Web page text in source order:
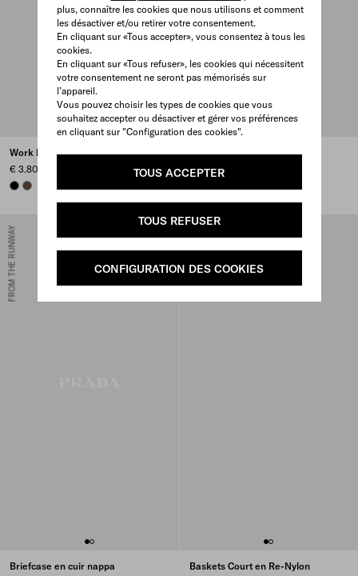
plus, connaître les cookies que nous utilisons et comment
les désactiver et/ou retirer votre consentement.
En cliquant sur «Tous accepter», vous consentez à tous les
cookies.
En cliquant sur «Tous refuser», les cookies qui nécessitent
votre consentement ne seront pas mémorisés sur
l’appareil.
Vous pouvez choisir les types de cookies que vous
souhaitez accepter ou désactiver et gérer vos préférences
en cliquant sur "Configuration des cookies".
TOUS ACCEPTER
TOUS REFUSER
CONFIGURATION DES COOKIES
Work bag en cuir
€ 3.800
BLACKCOCOA BROWN
Portefeuille en cuir vieilli
€ 650
FROM THE RUNWAY
Briefcase en cuir nappa
Baskets Court en Re-Nylon